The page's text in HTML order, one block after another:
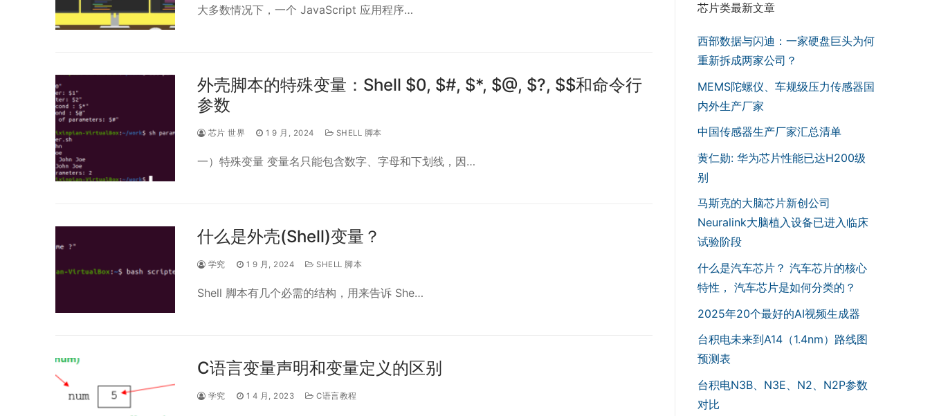
大多数情况下，一个 JavaScript 应用程序…
外壳脚本的特殊变量：Shell $0, $#, $*, $@, $?, $$和命令行
参数
芯片 世界 1 9 月, 2024 SHELL 脚本
一）特殊变量 变量名只能包含数字、字母和下划线，因…
什么是外壳(Shell)变量？
学究 1 9 月, 2024 SHELL 脚本
Shell 脚本有几个必需的结构，用来告诉 She…
C语言变量声明和变量定义的区别
学究 1 4 月, 2023 C语言教程
芯片类最新文章
西部数据与闪迪：一家硬盘巨头为何
重新拆成两家公司？
MEMS陀螺仪、车规级压力传感器国
内外生产厂家
中国传感器生产厂家汇总清单
黄仁勋: 华为芯片性能已达H200级
别
马斯克的大脑芯片新创公司
Neuralink大脑植入设备已进入临床
试验阶段
什么是汽车芯片？ 汽车芯片的核心
特性， 汽车芯片是如何分类的？
2025年20个最好的AI视频生成器
台积电未来到A14（1.4nm）路线图
预测表
台积电N3B、N3E、N2、N2P参数
对比